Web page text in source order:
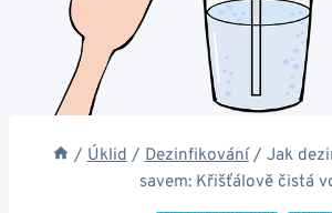
/ Úklid / Dezinfikování / Jak
savem: Křišťálově čistá